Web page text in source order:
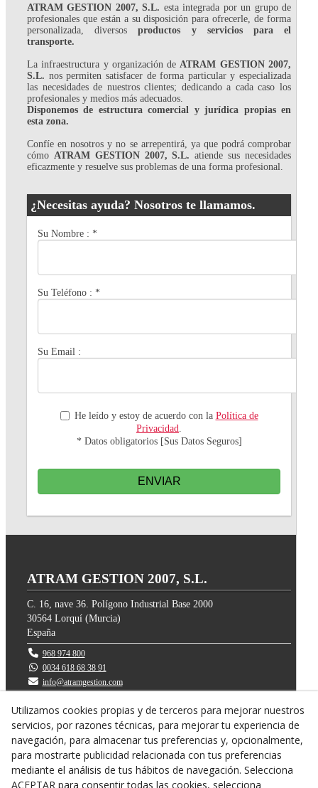
ATRAM GESTION 2007, S.L. esta integrada por un grupo de
profesionales que están a su disposición para ofrecerle, de forma
personalizada, diversosproductos y servicios para el
transporte.
La infraestructura y organización de ATRAM GESTION 2007,
S.L. nos permiten satisfacer de forma particular y especializada
las necesidades de nuestros clientes; dedicando a cada caso los
profesionales y medios más adecuados.
Disponemos de estructura comercial y jurídica propias en
esta zona.
Confíe en nosotros y no se arrepentirá, ya que podrá comprobar
cómo ATRAM GESTION 2007, S.L. atiende sus necesidades
eficazmente y resuelve sus problemas de una forma profesional.
¿Necesitas ayuda? Nosotros te llamamos.
Su Nombre : *
Su Teléfono : *
Su Email :
He leído y estoy de acuerdo con la Política de
Privacidad
* Datos obligatorios [Sus Datos Seguros]
ENVIAR
ATRAM GESTION 2007, S.L.
C. 16, nave 36. Polígono Industrial Base 2000
30564 Lorquí (Murcia)
España
968 974 800
0034 618 68 38 91
info@atramgestion.com
Utilizamos cookies propias y de terceros para mejorar nuestros
servicios, por razones técnicas, para mejorar tu experiencia de
navegación, para almacenar tus preferencias y, opcionalmente,
para mostrarte publicidad relacionada con tus preferencias
mediante el análisis de tus hábitos de navegación. Selecciona
ACEPTAR para consentir todas las cookies, selecciona